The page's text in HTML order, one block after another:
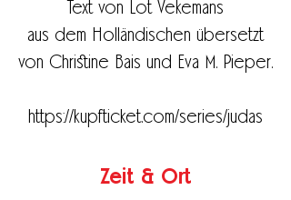
Text von Lot Vekemans
aus dem Holländischen übersetzt
von Christine Bais und Eva M. Pieper.
https://kupfticket.com/series/judas
Zeit & Ort